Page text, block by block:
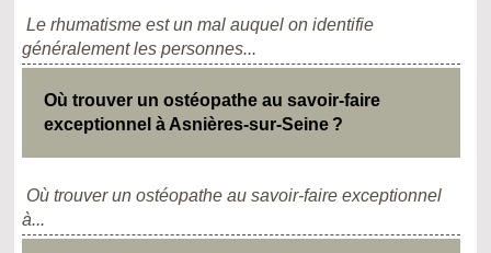
Le rhumatisme est un mal auquel on identifie
généralement les personnes...
Où trouver un ostéopathe au savoir-faire
exceptionnel à Asnières-sur-Seine ?
Où trouver un ostéopathe au savoir-faire exceptionnel
à...